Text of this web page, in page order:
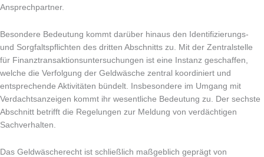
Ansprechpartner.
Besondere Bedeutung kommt darüber hinaus den Identifizierungs-
und Sorgfaltspflichten des dritten Abschnitts zu. Mit der Zentralstelle
für Finanztransaktionsuntersuchungen ist eine Instanz geschaffen,
welche die Verfolgung der Geldwäsche zentral koordiniert und
entsprechende Aktivitäten bündelt. Insbesondere im Umgang mit
Verdachtsanzeigen kommt ihr wesentliche Bedeutung zu. Der sechste
Abschnitt betrifft die Regelungen zur Meldung von verdächtigen
Sachverhalten.
Das Geldwäscherecht ist schließlich maßgeblich geprägt von